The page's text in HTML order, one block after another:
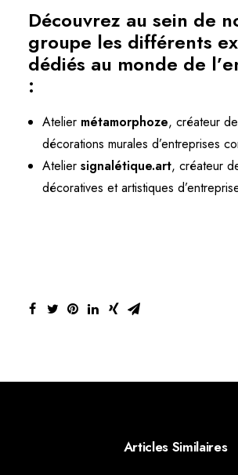
Découvrez au sein de
groupe les différents
dédiés au monde de
:
Atelier métamorphoze, créateur
décorations murales d’entreprises
Atelier signalétique.art, créateur
décoratives et artistiques
Articles Similaires